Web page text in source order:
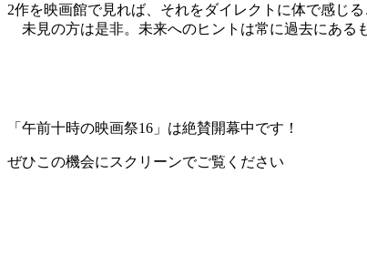
2作を映画館で見れば、それをダイレクトに体で感じる
未見の方は是非。未来へのヒントは常に過去にある
「午前十時の映画祭16」は絶賛開幕中です！
ぜひこの機会にスクリーンでご覧ください